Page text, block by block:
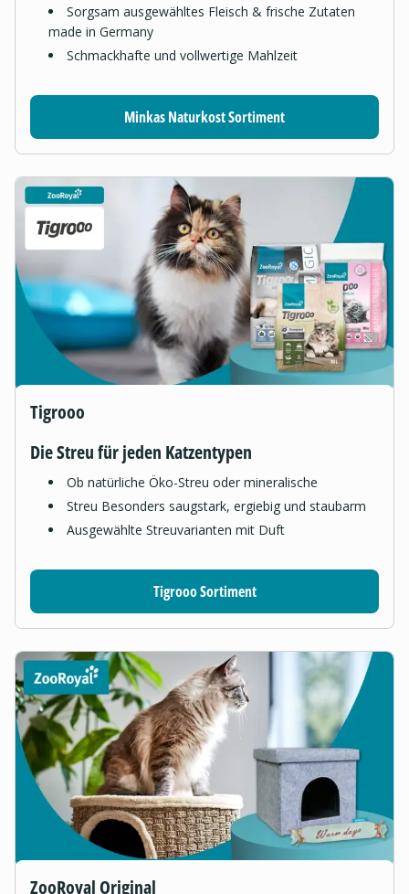
Sorgsam ausgewähltes Fleisch & frische Zutaten
made in Germany
Schmackhafte und vollwertige Mahlzeit
Minkas Naturkost Sortiment
Tigrooo
Die Streu für jeden Katzentypen
Ob natürliche Öko-Streu oder mineralische
Streu Besonders saugstark, ergiebig und staubarm
Ausgewählte Streuvarianten mit Duft
Tigrooo Sortiment
ZooRoyal Original